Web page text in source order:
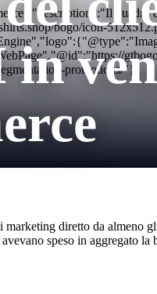
quadro
bogo/icon-
promotions/"}
in
diretto da
speso in aggregato